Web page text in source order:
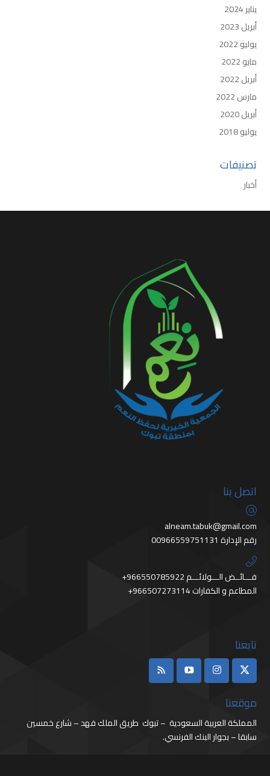
يناير 2024
أبريل 2023
يوليو 2022
مايو 2022
أبريل 2022
مارس 2022
أبريل 2020
يوليو 2018
تصنيفات
أخبار
اتصل بنا
alneam.tabuk@gmail.com
رقم الإدارة 00966559751131
+966550785922 فـــائــض الـــولائـــم
+966507273114 المطاعم و الكفارات
تابعنا
موقعنا
المملكة العربية السعودية – تبوك طريق الملك فهد – شارع خمسين
سابقا – بجوار البنك الفرنسي.